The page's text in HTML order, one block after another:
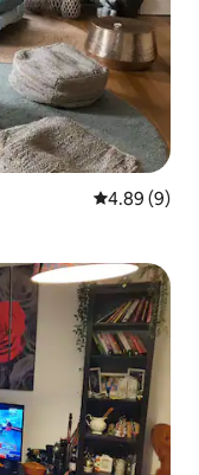
從 9 則評價
4.89 (9)